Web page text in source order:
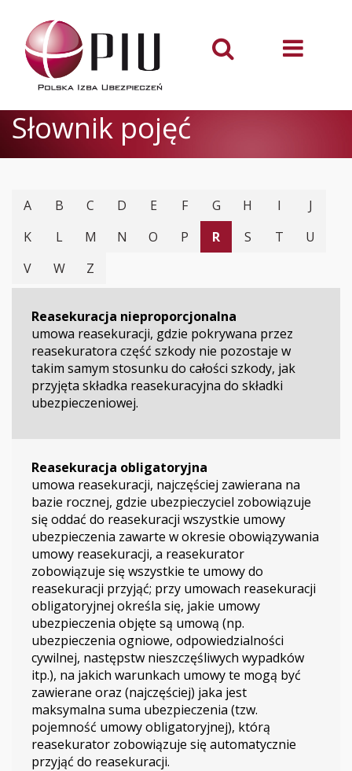
Słownik pojęć
A B C D E F G H I
J
K
L M N O P R S T
U
V
W Z
Reasekuracja nieproporcjonalna
umowa reasekuracji, gdzie pokrywana przez
reasekuratora część szkody nie pozostaje w
takim samym stosunku do całości szkody, jak
przyjęta składka reasekuracyjna do składki
ubezpieczeniowej.
Reasekuracja obligatoryjna
umowa reasekuracji, najczęściej zawierana na
bazie rocznej, gdzie ubezpieczyciel zobowiązuje
się oddać do reasekuracji wszystkie umowy
ubezpieczenia zawarte w okresie obowiązywania
umowy reasekuracji, a reasekurator
zobowiązuje się wszystkie te umowy do
reasekuracji przyjąć; przy umowach reasekuracji
obligatoryjnej określa się, jakie umowy
ubezpieczenia objęte są umową (np.
ubezpieczenia ogniowe, odpowiedzialności
cywilnej, następstw nieszczęśliwych wypadków
itp.), na jakich warunkach umowy te mogą być
zawierane oraz (najczęściej) jaka jest
maksymalna suma ubezpieczenia (tzw.
pojemność umowy obligatoryjnej), którą
reasekurator zobowiązuje się automatycznie
przyjąć do reasekuracji.